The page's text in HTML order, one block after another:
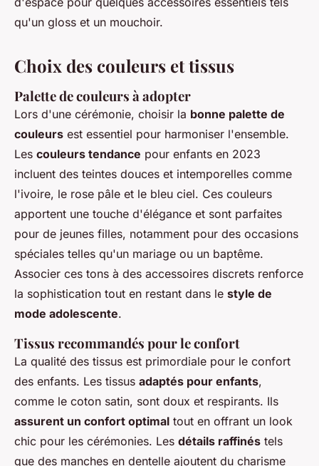
qu'un gloss et un mouchoir.
Choix des couleurs et tissus
Palette de couleurs à adopter
Lors d'une cérémonie, choisir la bonne palette de
couleurs est essentiel pour harmoniser l'ensemble.
Les couleurs tendance pour enfants en 2023
incluent des teintes douces et intemporelles comme
l'ivoire, le rose pâle et le bleu ciel. Ces couleurs
apportent une touche d'élégance et sont parfaites
pour de jeunes filles, notamment pour des occasions
spéciales telles qu'un mariage ou un baptême.
Associer ces tons à des accessoires discrets renforce
la sophistication tout en restant dans le style de
mode adolescente.
Tissus recommandés pour le confort
La qualité des tissus est primordiale pour le confort
des enfants. Les tissus adaptés pour enfants,
comme le coton satin, sont doux et respirants. Ils
assurent un confort optimal tout en offrant un look
chic pour les cérémonies. Les détails raffinés tels
que des manches en dentelle ajoutent du charisme